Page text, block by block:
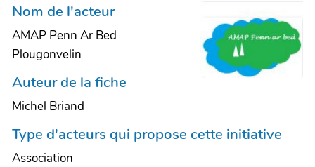
Nom de l'acteur
AMAP Penn Ar Bed
Plougonvelin
Auteur de la fiche
Michel Briand
Type d'acteurs qui propose cette initiative
Association